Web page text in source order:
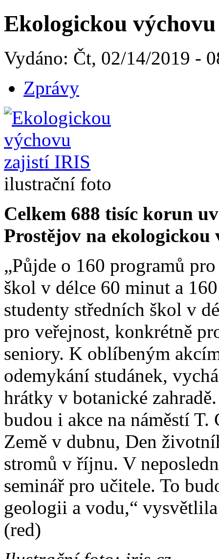
Ekologickou
Vydáno: Čt, 02/14/2019 -
Zprávy
ilustrační foto
Celkem 688 tisíc korun
Prostějov na ekologickou
„Půjde o 160 programů
škol v délce 60 minut a
studenty středních škol v
pro veřejnost, konkrétně
seniory. K oblíbeným
odemykání studánek,
hrátky v botanické
budou i akce na náměstí
Země v dubnu, Den
stromů v říjnu. V
seminář pro učitele. To
geologii a vodu,“
(red)